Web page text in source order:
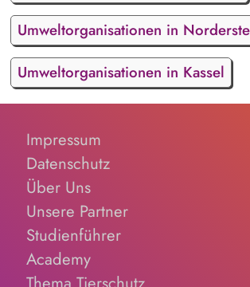
Umweltorganisationen in
Umweltorganisationen in Kassel
Impressum
Datenschutz
Über Uns
Unsere Partner
Studienführer
Academy